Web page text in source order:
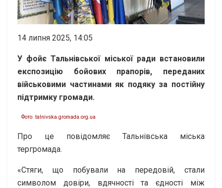
14 липня 2025, 14:05
У фойє Тальнівської міської ради встановили
експозицію бойових прапорів, переданих
військовими частинами як подяку за постійну
підтримку громади.
Фото: talnivska.gromada.org.ua
Про це повідомляє Тальнівська міська
тергромада.
«Стяги, що побували на передовій, стали
символом довіри, вдячності та єдності між